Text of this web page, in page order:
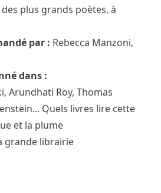
plus grands poètes, à
par : Rebecca Manzoni,
dans :
Arundhati Roy, Thomas
Quels livres lire cette
et la plume
grande librairie